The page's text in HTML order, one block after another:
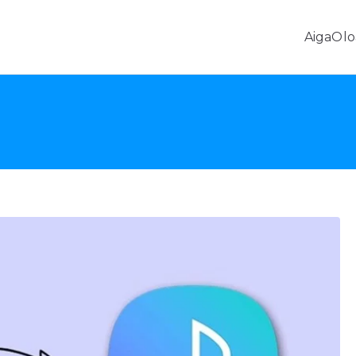
Fa'aleleia o Fa'amatalaga Android & Fa'aliliuga Fe'avea'i
Aiga